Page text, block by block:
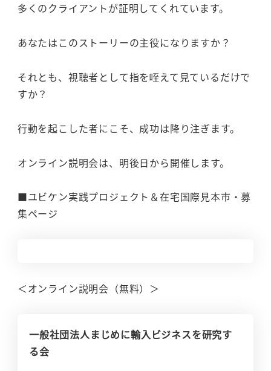
多くのクライアントが証明してくれています。
あなたはこのストーリーの主役になりますか？
それとも、視聴者として指を咥えて見ているだけで
すか？
行動を起こした者にこそ、成功は降り注ぎます。
オンライン説明会は、明後日から開催します。
■ユビケン実践プロジェクト＆在宅国際見本市・募
集ページ
＜オンライン説明会（無料）＞
一般社団法人まじめに輸入ビジネスを研究す
る会